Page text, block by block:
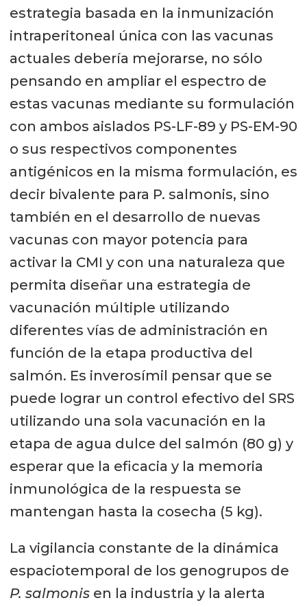
estrategia basada en la inmunización
intraperitoneal única con las vacunas
actuales debería mejorarse, no sólo
pensando en ampliar el espectro de
estas vacunas mediante su formulación
con ambos aislados PS-LF-89 y PS-EM-90
o sus respectivos componentes
antigénicos en la misma formulación, es
decir bivalente para P. salmonis, sino
también en el desarrollo de nuevas
vacunas con mayor potencia para
activar la CMI y con una naturaleza que
permita diseñar una estrategia de
vacunación múltiple utilizando
diferentes vías de administración en
función de la etapa productiva del
salmón. Es inverosímil pensar que se
puede lograr un control efectivo del SRS
utilizando una sola vacunación en la
etapa de agua dulce del salmón (80 g) y
esperar que la eficacia y la memoria
inmunológica de la respuesta se
mantengan hasta la cosecha (5 kg).
La vigilancia constante de la dinámica
espaciotemporal de los genogrupos de
P. salmonisen la industria y la alerta